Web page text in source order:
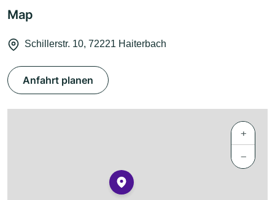
Map
Schillerstr. 10, 72221 Haiterbach
Anfahrt planen
+
−